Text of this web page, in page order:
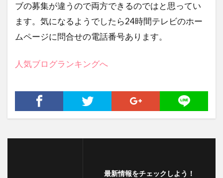
ブの募集が違うので両方できるのではと思ってい
ます。気になるようでしたら24時間テレビのホー
ムページに問合せの電話番号あります。
人気ブログランキングへ
最新情報をチェックしよう！